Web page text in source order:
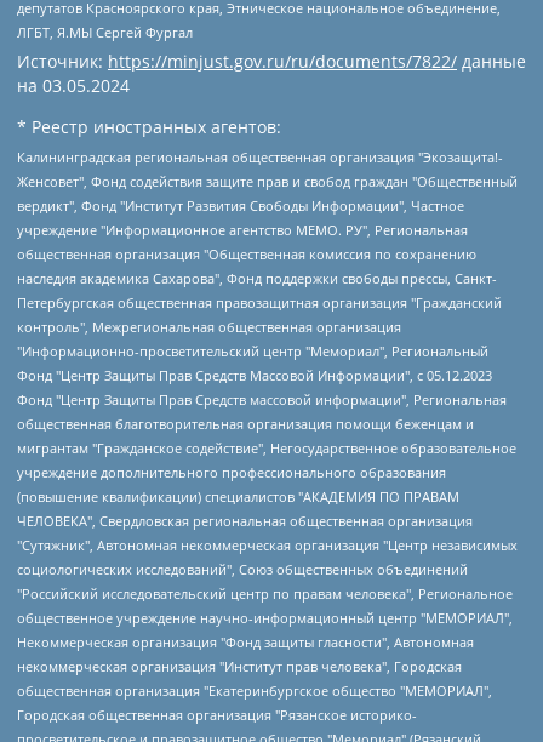
депутатов Красноярского края, Этническое национальное объединение,
ЛГБТ, Я.МЫ Сергей Фургал
Источник: https://minjust.gov.ru/ru/documents/7822/ данные
на 03.05.2024
* Реестр иностранных агентов:
Калининградская региональная общественная организация "Экозащита!-Женсовет", Фонд содействия защите прав и свобод граждан "Общественный вердикт", Фонд "Институт Развития Свободы Информации", Частное учреждение "Информационное агентство МЕМО. РУ", Региональная общественная организация "Общественная комиссия по сохранению наследия академика Сахарова", Фонд поддержки свободы прессы, Санкт-Петербургская общественная правозащитная организация "Гражданский контроль", Межрегиональная общественная организация "Информационно-просветительский центр "Мемориал", Региональный Фонд "Центр Защиты Прав Средств Массовой Информации", с 05.12.2023 Фонд "Центр Защиты Прав Средств массовой информации", Региональная общественная благотворительная организация помощи беженцам и мигрантам "Гражданское содействие", Негосударственное образовательное учреждение дополнительного профессионального образования (повышение квалификации) специалистов "АКАДЕМИЯ ПО ПРАВАМ ЧЕЛОВЕКА", Свердловская региональная общественная организация "Сутяжник", Автономная некоммерческая организация "Центр независимых социологических исследований", Союз общественных объединений "Российский исследовательский центр по правам человека", Региональное общественное учреждение научно-информационный центр "МЕМОРИАЛ", Некоммерческая организация "Фонд защиты гласности", Автономная некоммерческая организация "Институт прав человека", Городская общественная организация "Екатеринбургское общество "МЕМОРИАЛ", Городская общественная организация "Рязанское историко-просветительское и правозащитное общество "Мемориал" (Рязанский Мемориал), Челябинский региональный орган общественной самодеятельности – женское общественное объединение "Женщины Евразии", Челябинский региональный орган общественной самодеятельности "Уральская правозащитная группа", Фонд содействия защите здоровья и социальной справедливости имени Андрея Рылькова, Автономная Некоммерческая Организация "Аналитический Центр Юрия Левады", Автономная некоммерческая организация социальной поддержки населения "Проект Апрель", Региональная общественная организация помощи женщинам и детям, находящимся в кризисной ситуации "Информационно-методический центр "Анна", Фонд содействия развитию массовых коммуникаций и правовому просвещению "Так-так-Так", Фонд содействия устойчивому развитию "Серебряная тайга", Свердловский региональный общественный фонд социальных проектов "Новое время", "Idel.Реалии", Кавказ.Реалии, Крым.Реалии, Телеканал Настоящее Время, Татаро-башкирская служба Радио Свобода (Azatliq Radiosi), Радио Свободная Европа/Радио Свобода (PCE/PC), "Сибирь.Реалии", "Фактограф", Благотворительный фонд помощи осужденным и их семьям, Автономная некоммерческая организация "Институт глобализации и социальных движений", Фонд "В защиту прав заключенных", Частное учреждение "Центр поддержки и содействия развитию средств массовой информации", Пензенский региональный общественный благотворительный фонд "Гражданский союз", "Север.Реалии", Некоммерческая организация Фонд "Правовая инициатива", Общество с ограниченной ответственностью "Радио Свободная Европа/Радио Свобода", Чешское информационное агентство "MEDIUM-ORIENT", Красноярская региональная общественная организация "Мы против СПИДа", Камалягин Денис Николаевич, Маркелов Сергей Евгеньевич, Пономарев Лев Александрович, Савицкая Людмила Алексеевна, Автономная некоммерческая организация "Центр по работе с проблемой насилия "НАСИЛИЮ.НЕТ", Межрегиональный профессиональный союз работников здравоохранения "Альянс врачей", Юридическое лицо, зарегистрированное в Латвийской Республике, SIA "Medusa Project" (регистрационный номер 40103797863, дата регистрации 10.06.2014), Некоммерческая организация "Фонд по борьбе с коррупцией", Автономная некоммерческая организация "Институт права и публичной политики", Баданин Роман Сергеевич, Гликин Максим Александрович, Железнова Мария Михайловна, Лукьянова Юлия Сергеевна, Маетная Елизавета Витальевна, Маняхин Петр Борисович, Чуракова Ольга Владимировна, Ярош Юлия Петровна, Юридическое лицо "The Insider SIA", зарегистрированное в Риге, Латвийская Республика (дата регистрации 26.06.2015), являющееся администратором доменного имени интернет-издания "The Insider SIA", https://theins.ru, Постернак Алексей Евгеньевич, Рубин Михаил Аркадьевич, Анин Роман Александрович, Юридическое лицо Istories fonds, зарегистрированное в Латвийской Республике (регистрационный номер 50008295751, дата регистрации 24.02.2020), Великовский Дмитрий Александрович, Долинина Ирина Николаевна, Мароховская Алеся Алексеевна, Шлейнов Роман Юрьевич, Шмагун Олеся Валентиновна, Общество с ограниченной ответственностью "Альтаир 2021", Общество с ограниченной ответственностью "Вега 2021", Общество с ограниченной ответственностью "Главный редактор 2021", Общество с ограниченной ответственностью "Ромашки монолит", Важенков Артем Валерьевич, Ивановская областная общественная организация "Центр гендерных исследований", Гурман Юрий Альбертович, Медиапроект "ОВД-Инфо", Егоров Владимир Владимирович, Жилинский Владимир Александрович, Общество с ограниченной ответственностью "ЗП", Иванова София Юрьевна, Карезина Инна Павловна, Кильтау Екатерина Викторовна, Петров Алексей Викторович, Пискунов Сергей Евгеньевич, Смирнов Сергей Сергеевич, Тихонов Михаил Сергеевич, Общество с ограниченной ответственностью "ЖУРНАЛИСТ-ИНОСТРАННЫЙ АГЕНТ", Арапова Галина Юрьевна, Вольтская Татьяна Анатольевна, Американская компания "Mason G.E.S. Anonymous Foundation" (США), являющаяся владельцем интернет-издания https://mnews.world/, Компания "Stichting Bellingcat", зарегистрированная в Нидерландах (дата регистрации 11.07.2018), Захаров Андрей Вячеславович, Клепиковская Екатерина Дмитриевна, Общество с ограниченной ответственностью "МЕМО", Перл Роман Александрович, Симонов Евгений Алексеевич, Соловьева Елена Анатольевна, Сотников Даниил Владимирович, Сурначева Елизавета Дмитриевна, Автономная некоммерческая организация по защите прав человека и информированию населения "Якутия – Наше Мнение", Общество с ограниченной ответственностью "Москоу диджитал медиа", с 26.01.2023 Общество с ограниченной ответственностью "Чайка Белые сады", Ветошкина Валерия Валерьевна, Заговора Максим Александрович, Межрегиональное общественное движение "Российская ЛГБТ - сеть", Оленичев Максим Владимирович, Павлов Иван Юрьевич, Скворцова Елена Сергеевна, Общество с ограниченной ответственностью "Как бы инагент", Кочетков Игорь Викторович, Общество с ограниченной ответственностью "Честные выборы", Еланчик Олег Александрович, Общество с ограниченной ответственностью "Нобелевский призыв", Гималова Регина Эмилевна, Григорьев Андрей Валерьевич, Григорьева Алина Александровна, Ассоциация по содействию защите прав призывников, альтернативнослужащих и военнослужащих "Правозащитная группа "Гражданин.Армия.Право", Хисамова Регина Фаритовна, Автономная некоммерческая организация по реализации социально-правовых программ "Лилит", Дальневосточное общественное движение "Маяк", Санкт-Петербургская ЛГБТ-инициативная группа "Выход", Инициативная группа ЛГБТ+ "Реверс", Алексеев Андрей Викторович, Бекбулатова Таисия Львовна, Беляев Иван Михайлович, Владыкина Елена Сергеевна, Гельман Марат Александрович, Никульшина Вероника Юрьевна, Толоконникова Надежда Андреевна, Шендерович Виктор Анатольевич, Общество с ограниченной ответственностью "Данное сообщение", Общество с ограниченной ответственностью Издательский дом "Новая глава", Айнбиндер Александра Александровна, Московский комьюнити-центр для ЛГБТ+инициатив, Благотворительный фонд развития филантропии, Deutsche Welle (Германия, Kurt-Schumacher-Strasse 3, 53113 Bonn), Борзунова Мария Михайловна, Воробьев Виктор Викторович, Голубева Анна Львовна, Константинова Алла Михайловна, Малкова Ирина Владимировна, Мурадов Мурад Абдулгалимович, Осетинская Елизавета Николаевна, Понасенков Евгений Николаевич, Ганапольский Матвей Юрьевич, Киселев Евгений Алексеевич, Борухович Ирина Григорьевна, Дремин Иван Тимофеевич, Дубровский Дмитрий Викторович, Красноярская региональная общественная организация поддержки и развития альтернативных образовательных технологий и межкультурных коммуникаций "ИНТЕРРА", Маяковская Екатерина Алексеевна, Фейгин Марк Захарович, Филимонов Андрей Викторович, Дзугкоева Регина Николаевна, Доброхотов Роман Александрович, Дудь Юрий Александрович, Елкин Сергей Владимирович, Кругликов Кирилл Игоревич, Сабунаева Мария Леонидовна, Семенов Алексей Владимирович, Шаинян Карен Багратович, Шульман Екатерина Михайловна, Асафьев Артур Валерьевич, Вахштайн Виктор Семенович, Венедиктов Алексей Алексеевич, Лушникова Екатерина Евгеньевна, Волков Леонид Михайлович, Невзоров Александр Глебович, Пархоменко Сергей Борисович, Сироткин Ярослав Николаевич, Кара-Мурза Владимир Владимирович, Баранова Наталья Владимировна, Гозман Леонид Яковлевич, Кагарлицкий Борис Юльевич, Климарев Михаил Валерьевич, Милов Владимир Станиславович, Автономная некоммерческая организация Краснодарский центр современного искусства "Типография", Моргенштерн Алишер Тагирович, Соболь Любовь Эдуардовна, Общество с ограниченной ответственностью "ЛИЗА НОРМ", Каспаров Гарри Кимович, Ходорковский Михаил Борисович, Общество с ограниченной ответственностью "Апрельские тезисы", Данилович Ирина Брониславовна, Кашин Олег Владимирович, Петров Николай Владимирович, Пивоваров Алексей Владимирович, Соколов Михаил Владимирович, Цветкова Юлия Владимировна, Чичваркин Евгений Александрович, Комитет против пыток/Команда против пыток, Общество с ограниченной ответственностью "Первый научный", Общество с ограниченной ответственностью "Вертолет и ко", Белоцерковская Вероника Борисовна, Кац Максим Евгеньевич, Лазарева Татьяна Юрьевна, Шаведдинов Руслан Табризович, Яшин Илья Валерьевич, Общество с ограниченной ответственностью "Иноагент ААВ", Алешковский Дмитрий Петрович, Альбац Евгения Марковна, Быков Дмитрий Львович, Галямина Юлия Евгеньевна, Лойко Сергей Леонидович, Мартынов Кирилл Константинович, Медведев Сергей Александрович, Крашенинников Федор Геннадиевич, Гордеева Катерина Вл